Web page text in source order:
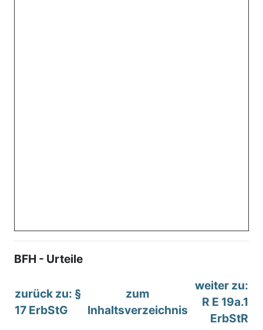
BFH - Urteile
zurück zu: §
17 ErbStG
zum
Inhaltsverzeichnis
weiter zu:
R E 19a.1
ErbStR